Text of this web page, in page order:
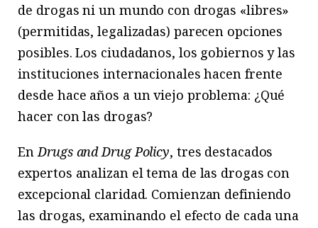
de drogas ni un mundo con drogas «libres»
(permitidas, legalizadas) parecen opciones
posibles. Los ciudadanos, los gobiernos y las
instituciones internacionales hacen frente
desde hace años a un viejo problema: ¿Qué
hacer con las drogas?
EnDrugs and Drug Policy, tres destacados
expertos analizan el tema de las drogas con
excepcional claridad. Comienzan definiendo
las drogas, examinando el efecto de cada una